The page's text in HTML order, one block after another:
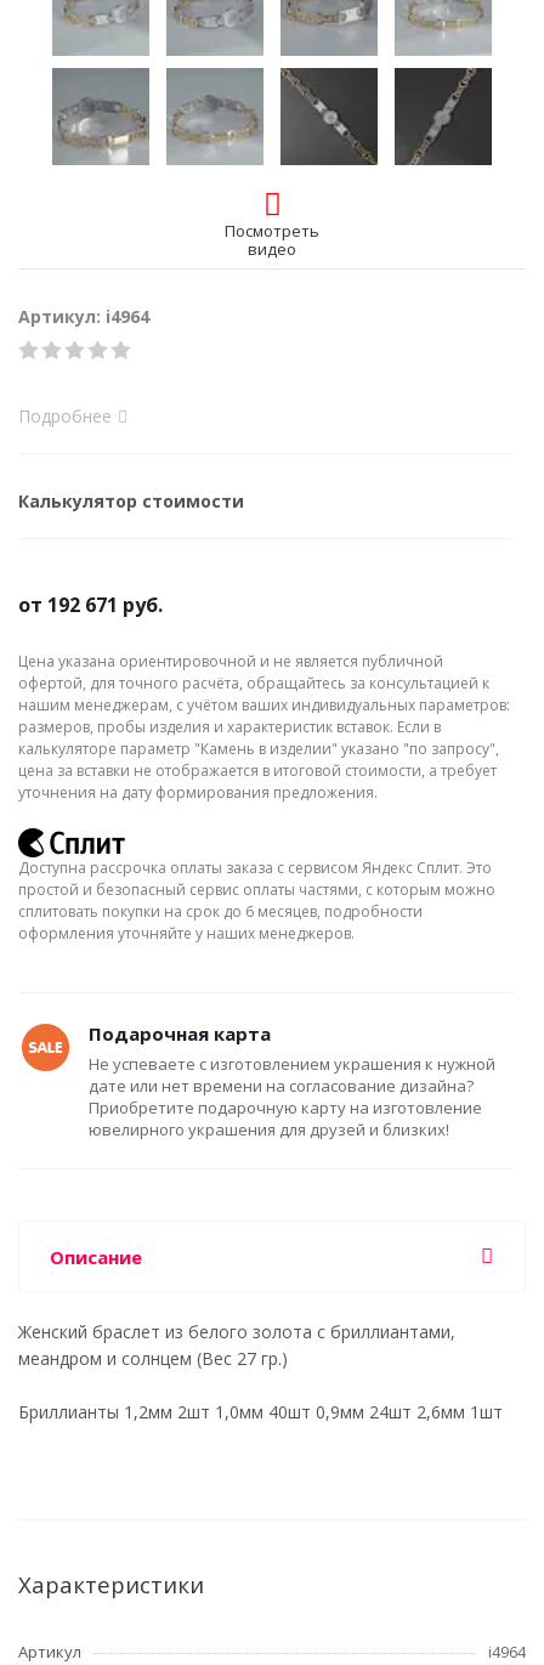
Посмотреть
видео
Артикул: i4964
Подробнее
Калькулятор стоимости
от 192 671 руб.
Цена указана ориентировочной и не является публичной
офертой, для точного расчёта, обращайтесь за консультацией к
нашим менеджерам, с учётом ваших индивидуальных параметров:
размеров, пробы изделия и характеристик вставок. Если в
калькуляторе параметр "Камень в изделии" указано "по запросу",
цена за вставки не отображается в итоговой стоимости, а требует
уточнения на дату формирования предложения.
Доступна рассрочка оплаты заказа с сервисом Яндекс Сплит. Это
простой и безопасный сервис оплаты частями, с которым можно
сплитовать покупки на срок до 6 месяцев, подробности
оформления уточняйте у наших менеджеров.
Подарочная карта
Не успеваете с изготовлением украшения к нужной
дате или нет времени на согласование дизайна?
Приобретите подарочную карту на изготовление
ювелирного украшения для друзей и близких!
Описание
Женский браслет из белого золота с бриллиантами,
меандром и солнцем (Вес 27 гр.)
Бриллианты 1,2мм 2шт 1,0мм 40шт 0,9мм 24шт 2,6мм 1шт
Характеристики
Артикул i4964